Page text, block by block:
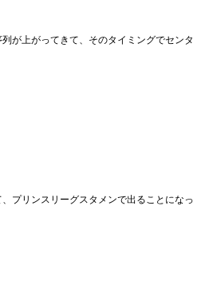
が上がってきて、そのタイミングでセンタ
プリンスリーグスタメンで出ることになっ